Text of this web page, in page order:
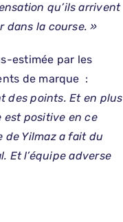
qu’ils arrivent
dans la course. »
estimée par les
de marque :
des points. Et en plus
est positive en ce
de Yilmaz a fait du
Et l’équipe adverse